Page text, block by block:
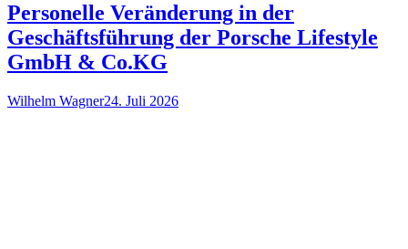
Personelle Veränderung in der
Geschäftsführung der Porsche Lifestyle
GmbH & Co.KG
Wilhelm Wagner24. Juli 2026